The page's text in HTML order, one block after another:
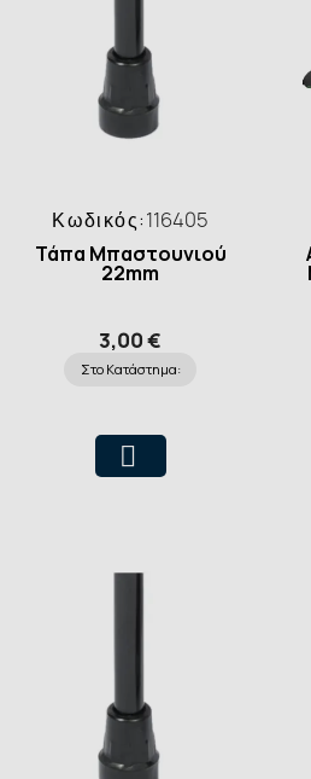
Κωδικός:116405
Τάπα Μπαστουνιού
22mm
3,00 €
Στο Κατάστημα: